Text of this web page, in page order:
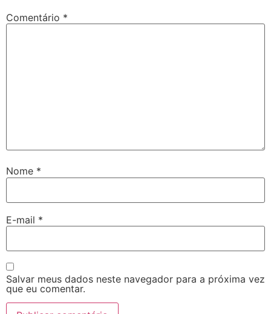
Comentário *
Nome *
E-mail *
Salvar meus dados neste navegador para a próxima vez
que eu comentar.